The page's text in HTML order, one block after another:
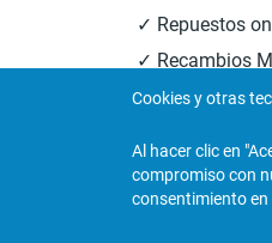
✓ Repuestos
✓ Recambios
✓ Recambios
© 2026 Central
Cookies y otras
Al hacer clic en
compromiso con
consentimiento